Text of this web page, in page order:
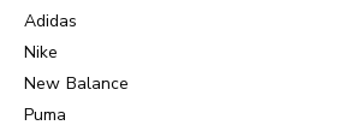
Adidas
Nike
New Balance
Puma